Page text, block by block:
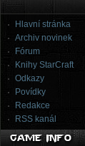
Hlavní stránka
Archiv novinek
Fórum
Knihy StarCraft
Odkazy
Povídky
Redakce
RSS kanál